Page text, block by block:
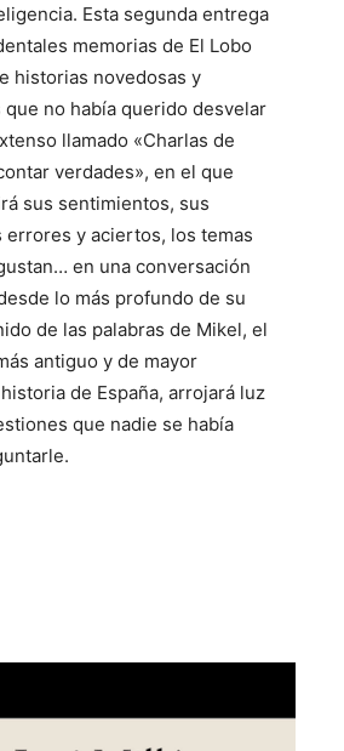
Esta segunda entrega
memorias de El Lobo
historias novedosas y
no había querido desvelar
llamado «Charlas de
verdades», en el que
sus sentimientos, sus
errores y aciertos, los temas
en una conversación
lo más profundo de su
de las palabras de Mikel, el
antiguo y de mayor
de España, arrojará luz
que nadie se había